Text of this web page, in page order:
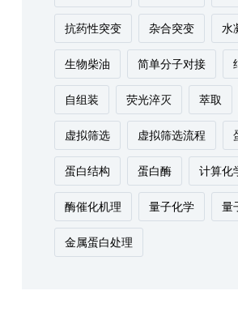
抗药性突变 杂合突变 水
生物柴油 简单分子对接
自组装 荧光淬灭 萃取
虚拟筛选 虚拟筛选流程
蛋白结构 蛋白酶 计算化
酶催化机理 量子化学 量
金属蛋白处理